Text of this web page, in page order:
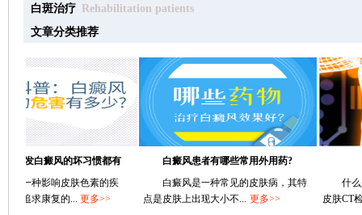
白斑治疗
Rehabilitation patients
文章分类推荐
白癜风的坏习惯都有
种影响皮肤色素的疾
求康复的...更多>>
白癜风患者有哪些常用外用药?
白癜风是一种常见的皮肤病，其特
点是皮肤上出现大小不... 更多>>
什么是
皮肤CT检测